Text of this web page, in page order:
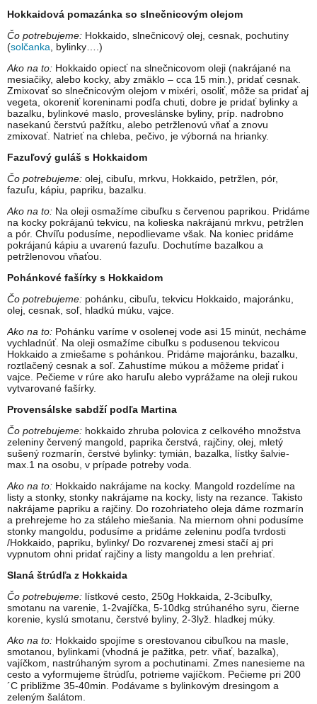
Hokkaidová pomazánka so slnečnicovým olejom
Čo potrebujeme: Hokkaido, slnečnicový olej, cesnak, pochutiny
(solčanka , bylinky….)
Ako na to: Hokkaido opiecť na slnečnicovom oleji (nakrájané na
mesiačiky, alebo kocky, aby zmäklo – cca 15 min.), pridať cesnak.
Zmixovať so slnečnicovým olejom v mixéri, osoliť, môže sa pridať aj
vegeta, okoreniť koreninami podľa chuti, dobre je pridať bylinky a
bazalku, bylinkové maslo, proveslánske byliny, príp. nadrobno
nasekanú čerstvú pažítku, alebo petržlenovú vňať a znovu
zmixovať. Natrieť na chleba, pečivo, je výborná na hrianky.
Fazuľový guláš s Hokkaidom
Čo potrebujeme: olej, cibuľu, mrkvu, Hokkaido, petržlen, pór,
fazuľu, kápiu, papriku, bazalku.
Ako na to: Na oleji osmažíme cibuľku s červenou paprikou. Pridáme
na kocky pokrájanú tekvicu, na kolieska nakrájanú mrkvu, petržlen
a pór. Chvíľu podusíme, nepodlievame však. Na koniec pridáme
pokrájanú kápiu a uvarenú fazuľu. Dochutíme bazalkou a
petržlenovou vňaťou.
Pohánkové fašírky s Hokkaidom
Čo potrebujeme: pohánku, cibuľu, tekvicu Hokkaido, majoránku,
olej, cesnak, soľ, hladkú múku, vajce.
Ako na to: Pohánku varíme v osolenej vode asi 15 minút, necháme
vychladnúť. Na oleji osmažíme cibuľku s podusenou tekvicou
Hokkaido a zmiešame s pohánkou. Pridáme majoránku, bazalku,
roztlačený cesnak a soľ. Zahustíme múkou a môžeme pridať i
vajce. Pečieme v rúre ako haruľu alebo vyprážame na oleji rukou
vytvarované fašírky.
Provensálske sabdží podľa Martina
Čo potrebujeme: hokkaido zhruba polovica z celkového množstva
zeleniny červený mangold, paprika čerstvá, rajčiny, olej, mletý
sušený rozmarín, čerstvé bylinky: tymián, bazalka, lístky šalvie-
max.1 na osobu, v prípade potreby voda.
Ako na to: Hokkaido nakrájame na kocky. Mangold rozdelíme na
listy a stonky, stonky nakrájame na kocky, listy na rezance. Takisto
nakrájame papriku a rajčiny. Do rozohriateho oleja dáme rozmarín
a prehrejeme ho za stáleho miešania. Na miernom ohni podusíme
stonky mangoldu, podusíme a pridáme zeleninu podľa tvrdosti
/Hokkaido, papriku, bylinky/ Do rozvarenej zmesi stačí aj pri
vypnutom ohni pridať rajčiny a listy mangoldu a len prehriať.
Slaná štrúdľa z Hokkaida
Čo potrebujeme: lístkové cesto, 250g Hokkaida, 2-3cibuľky,
smotanu na varenie, 1-2vajíčka, 5-10dkg strúhaného syru, čierne
korenie, kyslú smotanu, čerstvé byliny, 2-3lyž. hladkej múky.
Ako na to: Hokkaido spojíme s orestovanou cibuľkou na masle,
smotanou, bylinkami (vhodná je pažitka, petr. vňať, bazalka),
vajíčkom, nastrúhaným syrom a pochutinami. Zmes nanesieme na
cesto a vyformujeme štrúdľu, potrieme vajíčkom. Pečieme pri 200
´C približme 35-40min. Podávame s bylinkovým dresingom a
zeleným šalátom.